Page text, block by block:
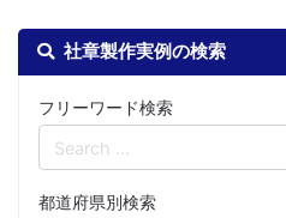
社章製作実例の検索
フリーワード検索
Search
都道府県別検索